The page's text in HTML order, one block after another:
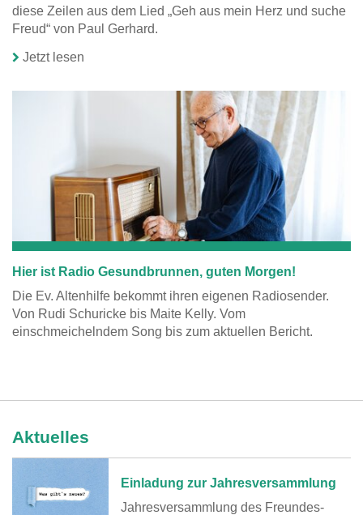
diese Zeilen aus dem Lied „Geh aus mein Herz und suche
Freud“ von Paul Gerhard.
Jetzt lesen
Hier ist Radio Gesundbrunnen, guten Morgen!
Die Ev. Altenhilfe bekommt ihren eigenen Radiosender.
Von Rudi Schuricke bis Maite Kelly. Vom
einschmeichelndem Song bis zum aktuellen Bericht.
Aktuelles
Einladung zur Jahresversammlung
Jahresversammlung des Freundes-